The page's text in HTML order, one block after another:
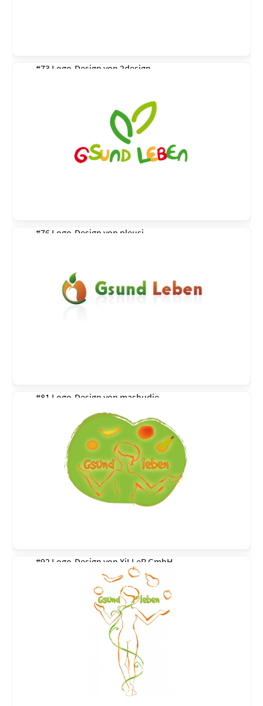
#73 Logo-Design von 2design
#76 Logo-Design von pleusi
#81 Logo-Design von mashudie
#92 Logo-Design von XiLLeR GmbH